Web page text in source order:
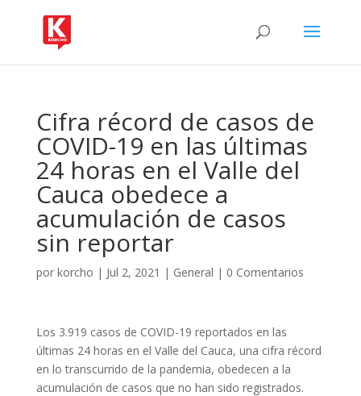
Cifra récord de casos de
COVID-19 en las últimas
24 horas en el Valle del
Cauca obedece a
acumulación de casos
sin reportar
por korcho | Jul 2, 2021 | General | 0 Comentarios
Los 3.919 casos de COVID-19 reportados en las
últimas 24 horas en el Valle del Cauca, una cifra récord
en lo transcurrido de la pandemia, obedecen a la
acumulación de casos que no han sido registrados.